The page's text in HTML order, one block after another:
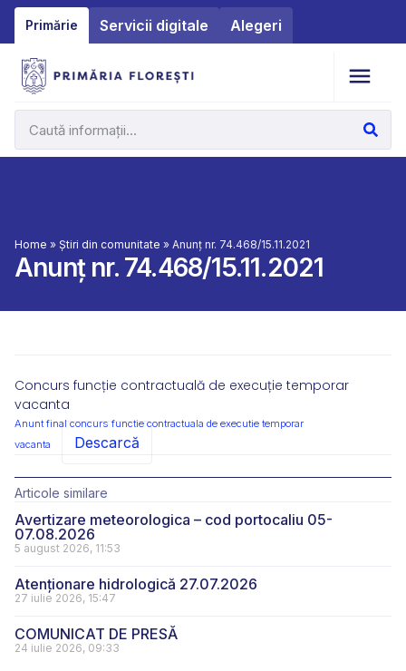
Primărie Servicii digitale Alegeri
Home » Știri din comunitate » Anunț nr. 74.468/15.11.2021
Anunț nr. 74.468/15.11.2021
Concurs funcție contractuală de execuție temporar
vacanta
Anunt final concurs functie contractuala de executie temporar
vacanta
Descarcă
Articole similare
Avertizare meteorologica – cod portocaliu 05-
07.08.2026
5 august 2026, 11:53
Atenționare hidrologică 27.07.2026
27 iulie 2026, 15:47
COMUNICAT DE PRESĂ
24 iulie 2026, 09:33